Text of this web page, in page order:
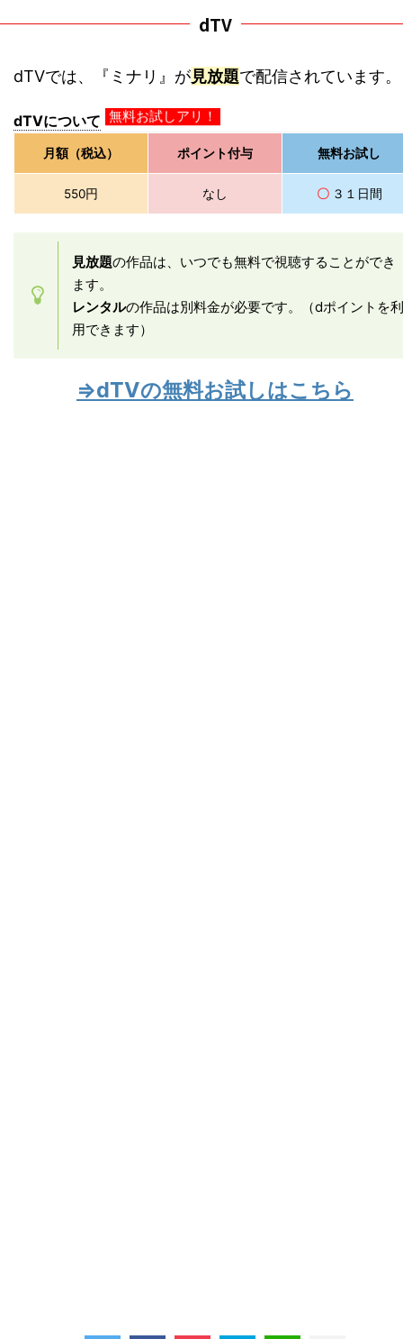
dTV
dTVでは、『ミナリ』が見放題で配信されています。
dTVについて 無料お試しアリ！
月額（税込） ポイント付与 無料お試し
550円 なし 〇 ３１日間
見放題の作品は、いつでも無料で視聴することができ
ます。
レンタルの作品は別料金が必要です。（dポイントを利
用できます）
⇒dTVの無料お試しはこちら